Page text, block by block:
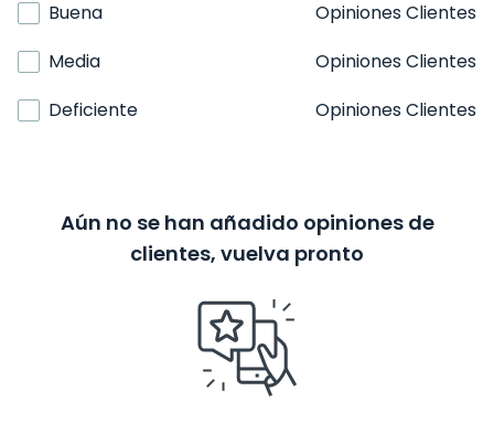
Buena
Opiniones Clientes
Media
Opiniones Clientes
Deficiente
Opiniones Clientes
Aún no se han añadido opiniones de
clientes, vuelva pronto